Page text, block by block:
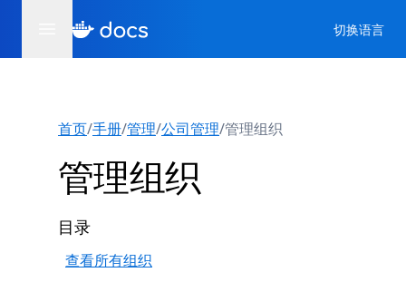
切换语言
首页/手册/管理/公司管理/管理组织
管理组织
目录
查看所有组织